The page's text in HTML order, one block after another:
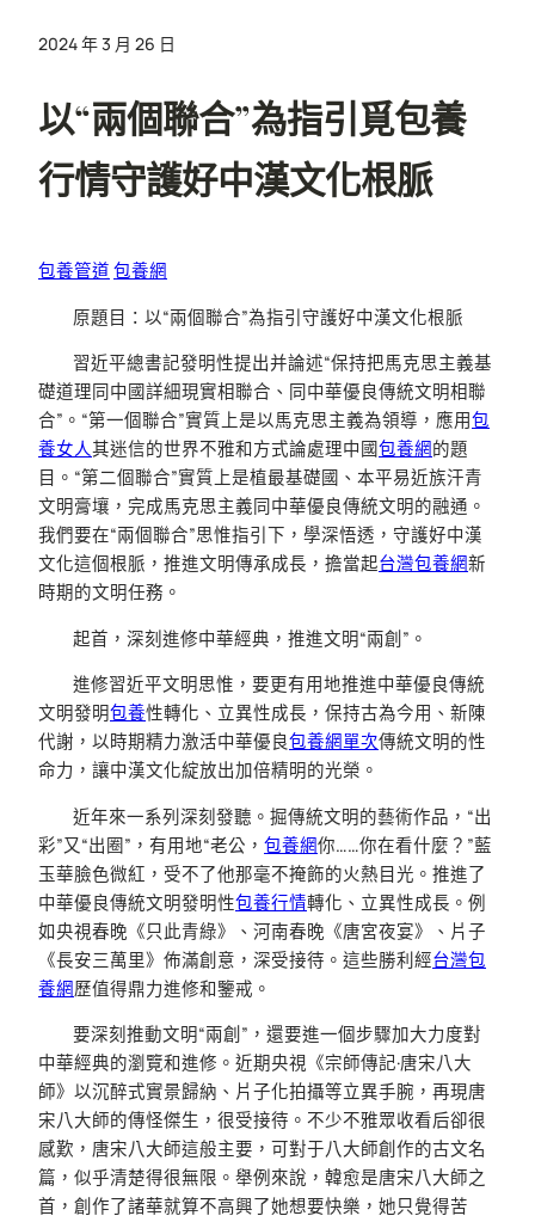
2024 年 3 月 26 日
以“兩個聯合”為指引覓包養
行情守護好中漢文化根脈
包養管道 包養網
原題目：以“兩個聯合”為指引守護好中漢文化根脈
習近平總書記發明性提出并論述“保持把馬克思主義基
礎道理同中國詳細現實相聯合、同中華優良傳統文明相聯
合”。“第一個聯合”實質上是以馬克思主義為領導，應用包
養女人其迷信的世界不雅和方式論處理中國包養網的題
目。“第二個聯合”實質上是植最基礎國、本平易近族汗青
文明膏壤，完成馬克思主義同中華優良傳統文明的融通。
我們要在“兩個聯合”思惟指引下，學深悟透，守護好中漢
文化這個根脈，推進文明傳承成長，擔當起台灣包養網新
時期的文明任務。
起首，深刻進修中華經典，推進文明“兩創”。
進修習近平文明思惟，要更有用地推進中華優良傳統
文明發明包養性轉化、立異性成長，保持古為今用、新陳
代謝，以時期精力激活中華優良包養網單次傳統文明的性
命力，讓中漢文化綻放出加倍精明的光榮。
近年來一系列深刻發聽。掘傳統文明的藝術作品，“出
彩”又“出圈”，有用地“老公， 包養網你……你在看什麼？”藍
玉華臉色微紅，受不了他那毫不掩飾的火熱目光。推進了
中華優良傳統文明發明性包養行情轉化、立異性成長。例
如央視春晚《只此青綠》、河南春晚《唐宮夜宴》、片子
《長安三萬里》佈滿創意，深受接待。這些勝利經台灣包
養網歷值得鼎力進修和鑒戒。
要深刻推動文明“兩創”，還要進一個步驟加大力度對
中華經典的瀏覽和進修。近期央視《宗師傳記·唐宋八大
師》以沉醉式實景歸納、片子化拍攝等立異手腕，再現唐
宋八大師的傳怪傑生，很受接待。不少不雅眾收看后卻很
感歎，唐宋八大師這般主要，可對于八大師創作的古文名
篇，似乎清楚得很無限。舉例來說，韓愈是唐宋八大師之
首，創作了諸華就算不高興了她想要快樂，她只覺得苦